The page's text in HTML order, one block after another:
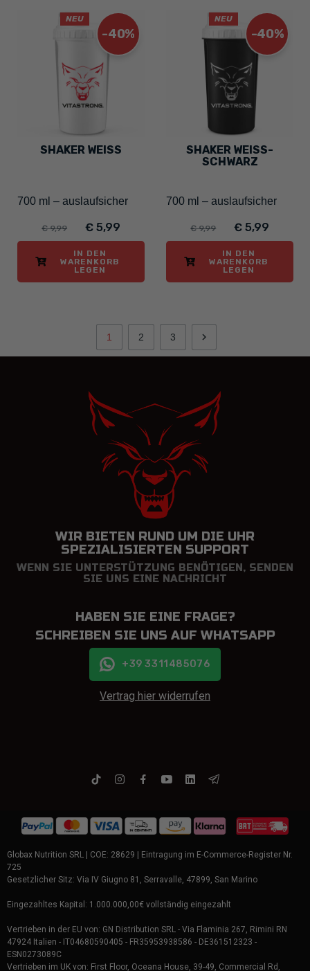
-40%
NEU
SHAKER WEISS
700 ml – auslaufsicher
€ 9,99 € 5,99
IN DEN
WARENKORB
LEGEN
-40%
NEU
SHAKER WEISS-
SCHWARZ
700 ml – auslaufsicher
€ 9,99 € 5,99
IN DEN
WARENKORB
LEGEN
1 2 3 
WIR BIETEN RUND UM DIE UHR
SPEZIALISIERTEN SUPPORT
WENN SIE UNTERSTÜTZUNG BENÖTIGEN, SENDEN
SIE UNS EINE NACHRICHT
HABEN SIE EINE FRAGE?
SCHREIBEN SIE UNS AUF WHATSAPP
+39 3311485076
Vertrag hier widerrufen
Globax Nutrition SRL | COE: 28629 | Eintragung im E-Commerce-Register Nr.
725
Gesetzlicher Sitz: Via IV Giugno 81, Serravalle, 47899, San Marino
Eingezahltes Kapital: 1.000.000,00€ vollständig eingezahlt
Vertrieben in der EU von: GN Distribution SRL - Via Flaminia 267, Rimini RN
47924 Italien - IT04680590405 - FR35953938586 - DE361512323 -
ESN0273089C
Vertrieben im UK von: First Floor, Oceana House, 39-49, Commercial Rd,